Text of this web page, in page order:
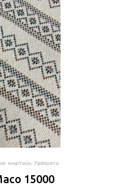
κουρτινών, Υφάσματα
15000